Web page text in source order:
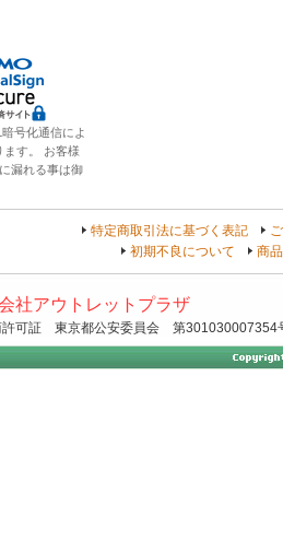
号化通信によ
ます。 お客様
漏れる事は御
特定商取引法に基づく表記
初期不良について
商
社アウトレットプラザ
許可証 東京都公安委員会 第301030007354